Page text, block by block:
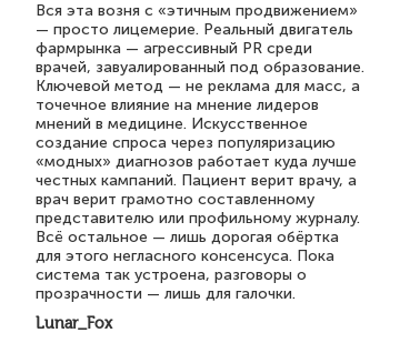
Вся эта возня с «этичным продвижением»
— просто лицемерие. Реальный двигатель
фармрынка — агрессивный PR среди
врачей, завуалированный под образование.
Ключевой метод — не реклама для масс, а
точечное влияние на мнение лидеров
мнений в медицине. Искусственное
создание спроса через популяризацию
«модных» диагнозов работает куда лучше
честных кампаний. Пациент верит врачу, а
врач верит грамотно составленному
представителю или профильному журналу.
Всё остальное — лишь дорогая обёртка
для этого негласного консенсуса. Пока
система так устроена, разговоры о
прозрачности — лишь для галочки.
Lunar_Fox